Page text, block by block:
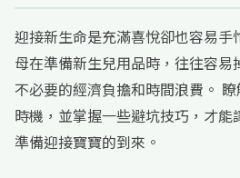
迎接新生命是充滿喜悅卻也容易手
母在準備新生兒用品時，往往容
不必要的經濟負擔和時間浪費。
時機，並掌握一些避坑技巧，才
準備迎接寶寶的到來。